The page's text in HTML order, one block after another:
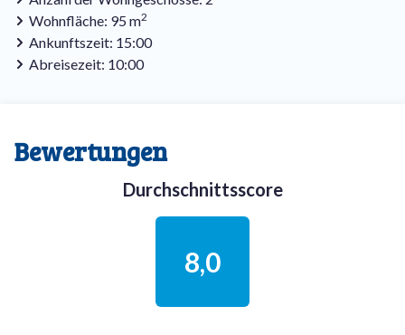
Wohnfläche: 95 m2
Ankunftszeit: 15:00
Abreisezeit: 10:00
Bewertungen
Durchschnittsscore
8,0